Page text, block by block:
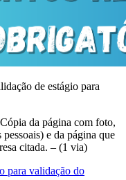
de estágio para
da página com foto,
e da página que
citada. – (1 via)
para validação do